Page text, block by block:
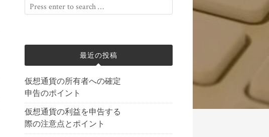
最近の投稿
仮想通貨の所有者への確定
申告のポイント
仮想通貨の利益を申告する
際の注意点とポイント